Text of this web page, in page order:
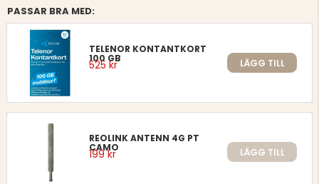
PASSAR BRA MED:
TELENOR KONTANTKORT
100 GB
525 kr LÄGG TILL
REOLINK ANTENN 4G PT
CAMO
199 kr LÄGG TILL